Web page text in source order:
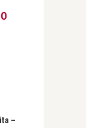
–